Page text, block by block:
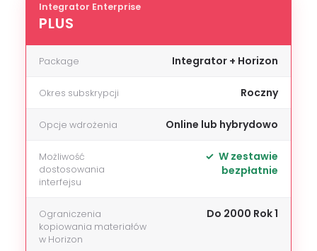
Integrator Enterprise
PLUS
Package Integrator + Horizon
Okres subskrypcji Roczny
Opcje wdrożenia Online lub hybrydowo
Możliwość
dostosowania
interfejsu
W zestawie
bezpłatnie
Ograniczenia
kopiowania materiałów
w Horizon
Do 2000 Rok 1